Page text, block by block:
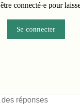
connecté·e pour
Se connecter